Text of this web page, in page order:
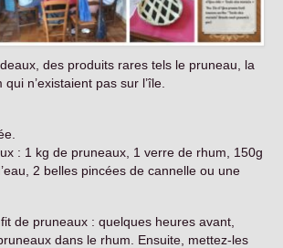
des produits rares tels le pruneau, la
n’existaient pas sur l’île.
: 1 kg de pruneaux, 1 verre de rhum, 150g
2 belles pincées de cannelle ou une
de pruneaux : quelques heures avant,
dans le rhum. Ensuite, mettez-les